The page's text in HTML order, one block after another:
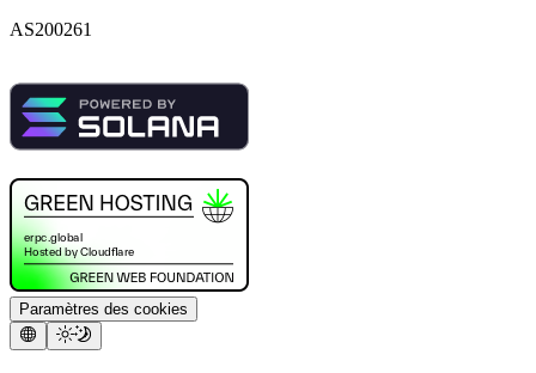
AS200261
Paramètres des cookies